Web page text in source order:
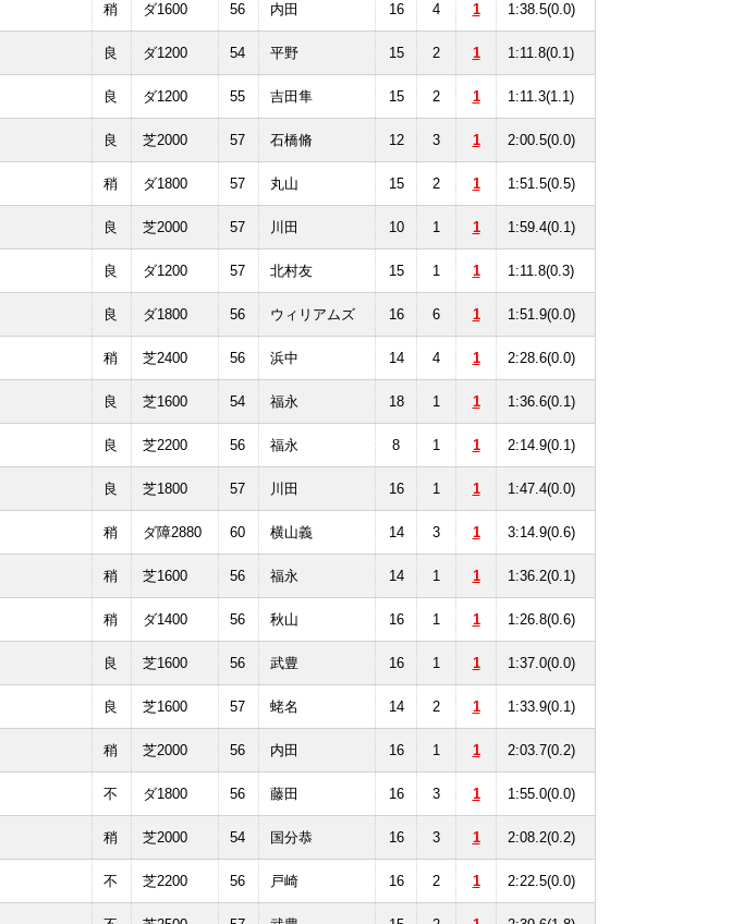
稍 ダ1600 56 内田 16 4 1 1:38.5(0.0)
良 ダ1200 54 平野 15 2 1 1:11.8(0.1)
良 ダ1200 55 吉田隼 15 2 1 1:11.3(1.1)
良 芝2000 57 石橋脩 12 3 1 2:00.5(0.0)
稍 ダ1800 57 丸山 15 2 1 1:51.5(0.5)
良 芝2000 57 川田 10 1 1 1:59.4(0.1)
良 ダ1200 57 北村友 15 1 1 1:11.8(0.3)
良 ダ1800 56 ウィリアムズ 16 6 1 1:51.9(0.0)
稍 芝2400 56 浜中 14 4 1 2:28.6(0.0)
良 芝1600 54 福永 18 1 1 1:36.6(0.1)
良 芝2200 56 福永 8 1 1 2:14.9(0.1)
良 芝1800 57 川田 16 1 1 1:47.4(0.0)
稍 ダ障2880 60 横山義 14 3 1 3:14.9(0.6)
稍 芝1600 56 福永 14 1 1 1:36.2(0.1)
稍 ダ1400 56 秋山 16 1 1 1:26.8(0.6)
良 芝1600 56 武豊 16 1 1 1:37.0(0.0)
良 芝1600 57 蛯名 14 2 1 1:33.9(0.1)
稍 芝2000 56 内田 16 1 1 2:03.7(0.2)
不 ダ1800 56 藤田 16 3 1 1:55.0(0.0)
稍 芝2000 54 国分恭 16 3 1 2:08.2(0.2)
不 芝2200 56 戸崎 16 2 1 2:22.5(0.0)